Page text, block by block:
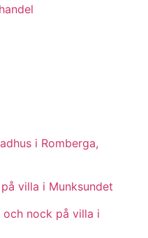
i Romberga,
villa i Munksundet
och nock på villa i